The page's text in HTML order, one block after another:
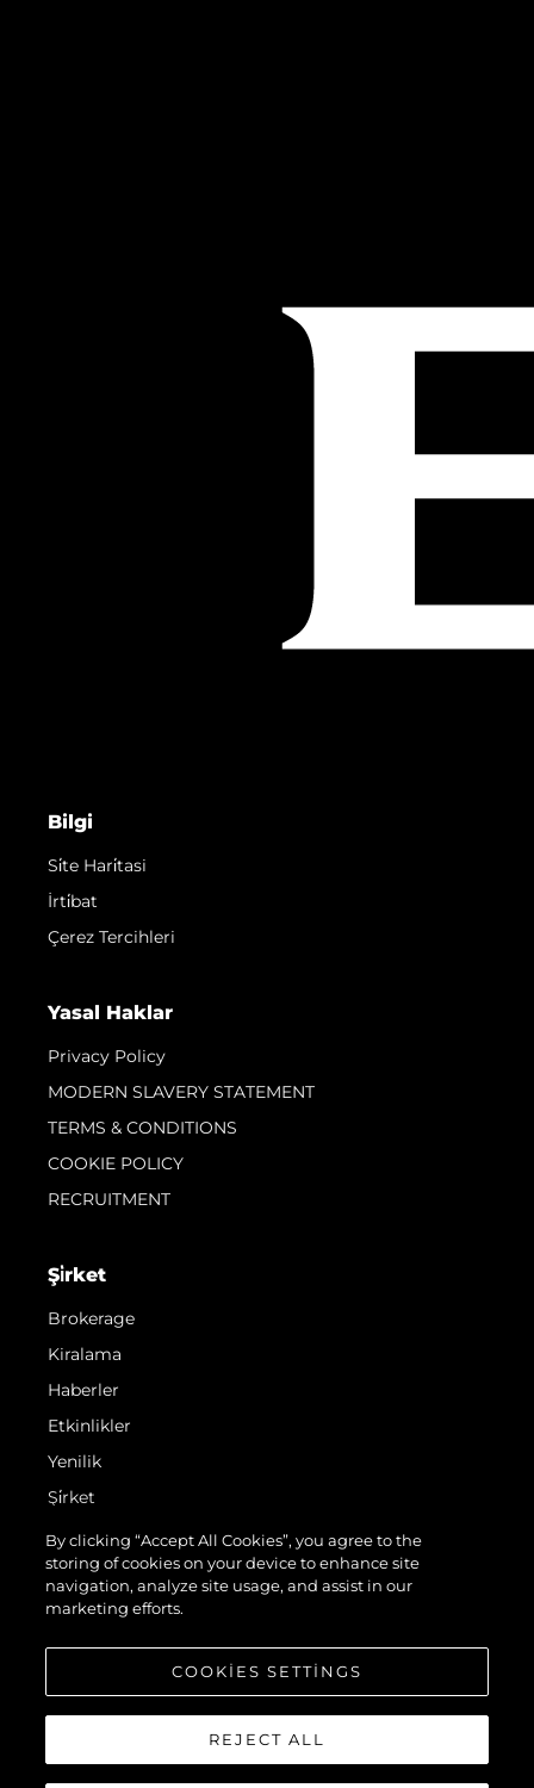
Bilgi
Si̇te Hari̇tasi
İrti̇bat
Çerez Tercihleri
Yasal Haklar
Privacy Policy
MODERN SLAVERY STATEMENT
TERMS & CONDITIONS
COOKIE POLICY
RECRUITMENT
Şi̇rket
Brokerage
Kiralama
Haberler
Etkinlikler
Yenilik
Şi̇rket
Ekip
Yaşam Şekli̇
Mi̇ras
By clicking “Accept All Cookies”, you agree to the
storing of cookies on your device to enhance site
navigation, analyze site usage, and assist in our
marketing efforts.
COOKIES SETTINGS
REJECT ALL